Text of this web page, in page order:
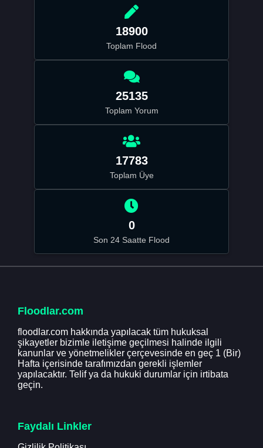
18900
Toplam Flood
25135
Toplam Yorum
17783
Toplam Üye
0
Son 24 Saatte Flood
Floodlar.com
floodlar.com hakkında yapılacak tüm hukuksal
şikayetler bizimle iletişime geçilmesi halinde ilgili
kanunlar ve yönetmelikler çerçevesinde en geç 1 (Bir)
Hafta içerisinde tarafımızdan gerekli işlemler
yapılacaktır. Telif ya da hukuki durumlar için irtibata
geçin.
Faydalı Linkler